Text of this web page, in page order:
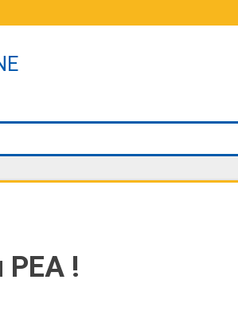
PEA !